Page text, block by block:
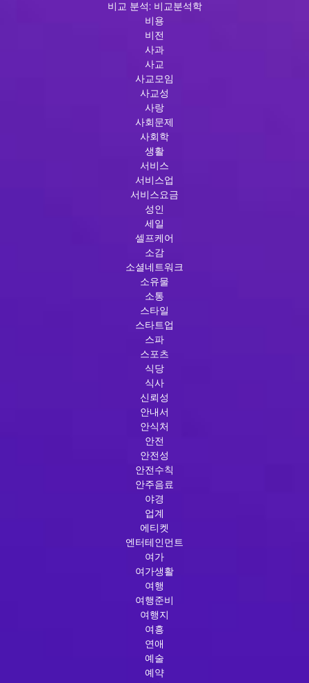
비교 분석: 비교분석학
비용
비전
사과
사교
사교모임
사교성
사랑
사회문제
사회학
생활
서비스
서비스업
서비스요금
성인
세일
셀프케어
소감
소셜네트워크
소유물
소통
스타일
스타트업
스파
스포츠
식당
식사
신뢰성
안내서
안식처
안전
안전성
안전수칙
안주음료
야경
업계
에티켓
엔터테인먼트
여가
여가생활
여행
여행준비
여행지
여흥
연애
예술
예약